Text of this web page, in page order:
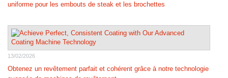
uniforme pour les embouts de steak et les brochettes
13/02/2026
Obtenez un revêtement parfait et cohérent grâce à notre technologie